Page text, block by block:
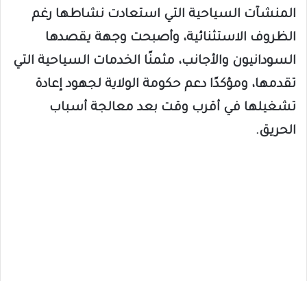
المنشآت السياحية التي استعادت نشاطها رغم
الظروف الاستثنائية، وأصبحت وجهة يقصدها
السودانيون والأجانب، مثمنًا الخدمات السياحية التي
تقدمها، ومؤكدًا دعم حكومة الولاية لجهود إعادة
تشغيلها في أقرب وقت بعد معالجة أسباب
الحريق.